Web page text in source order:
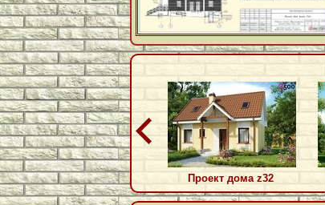
Проект дома z32